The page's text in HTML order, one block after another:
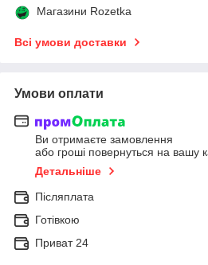
Магазини Rozetka
Всі умови доставки
Умови оплати
Ви отримаєте замовлення
або гроші повернуться на вашу
Детальніше
Післяплата
Готівкою
Приват 24